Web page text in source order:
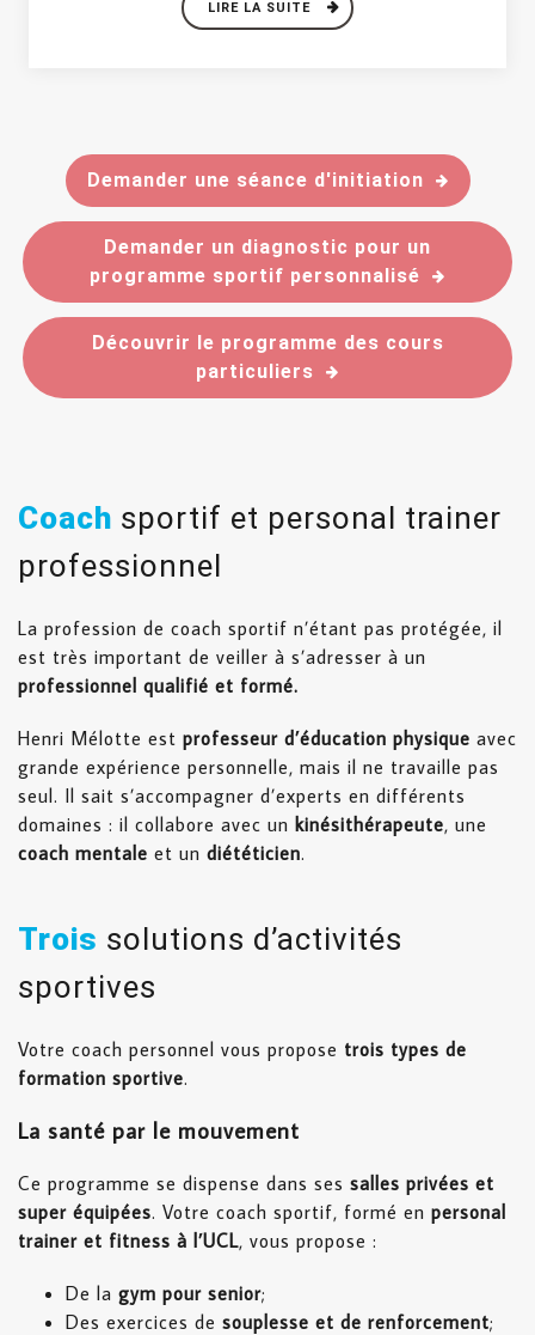
LIRE LA SUITE
Demander une séance d'initiation
Demander un diagnostic pour un
programme sportif personnalisé
Découvrir le programme des cours
particuliers
Coach sportif et personal trainer
professionnel
La profession de coach sportif n’étant pas protégée, il
est très important de veiller à s’adresser à un
professionnel qualifié et formé.
Henri Mélotte est professeur d’éducation physique avec
grande expérience personnelle, mais il ne travaille pas
seul. Il sait s’accompagner d’experts en différents
domaines : il collabore avec un kinésithérapeute, une
coach mentale et un diététicien.
Trois solutions d’activités
sportives
Votre coach personnel vous propose trois types de
formation sportive.
La santé par le mouvement
Ce programme se dispense dans ses salles privées et
super équipées. Votre coach sportif, formé en personal
trainer et fitness à l’UCL, vous propose :
De la gym pour senior;
Des exercices de souplesse et de renforcement;